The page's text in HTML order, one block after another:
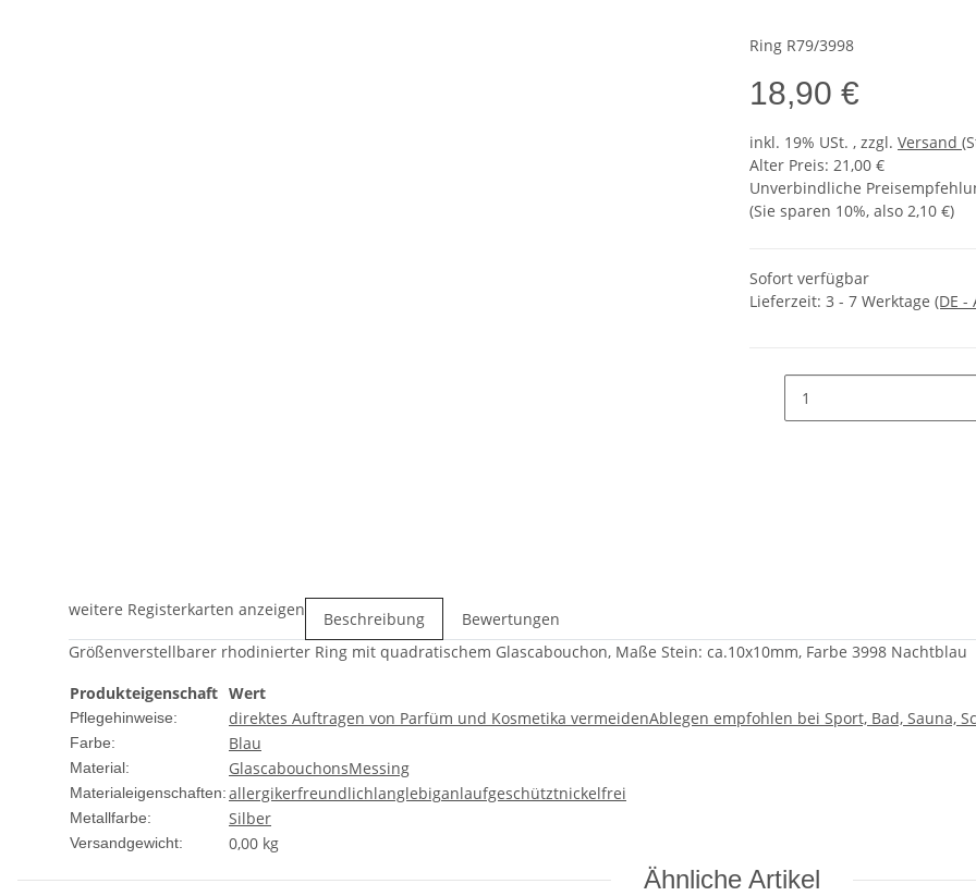
Ring R79/3998
18,90 €
inkl. 19% USt. , zzgl. Versand
Alter Preis: 21,00 €
Unverbindliche
(Sie sparen 10%, also 2,10 €)
Sofort verfügbar
Lieferzeit: 3 - 7 Werktage (DE
weitere Registerkarten anzeigen Beschreibung
Bewertungen
Größenverstellbarer rhodinierter Ring mit quadratischem Glascabouchon, Maße Stein: ca.10x10mm, Farbe 3998 Nachtblau
Produkteigenschaft Wert
Pflegehinweise: direktes Auftragen von Parfüm und Kosmetika vermeidenAblegen empfohlen bei Sport, Bad, Sauna,
Farbe: Blau
Material: GlascabouchonsMessing
Materialeigenschaften:allergikerfreundlichlanglebiganlaufgeschütztnickelfrei
Metallfarbe: Silber
Versandgewicht: 0,00 kg
Ähnliche Artikel